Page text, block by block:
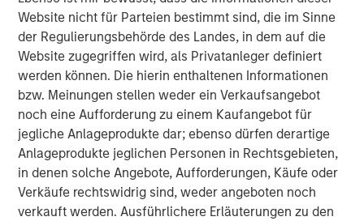
Website nicht für Parteien bestimmt sind, die im Sinne
der Regulierungsbehörde des Landes, in dem auf die
Website zugegriffen wird, als Privatanleger definiert
werden können. Die hierin enthaltenen Informationen
bzw. Meinungen stellen weder ein Verkaufsangebot
noch eine Aufforderung zu einem Kaufangebot für
jegliche Anlageprodukte dar; ebenso dürfen derartige
Anlageprodukte jeglichen Personen in Rechtsgebieten,
in denen solche Angebote, Aufforderungen, Käufe oder
Verkäufe rechtswidrig sind, weder angeboten noch
verkauft werden. Ausführlichere Erläuterungen zu den
workloads. The investment from MSIP will
help fuel Flexential’s ongoing growth strategy,
enhancing its market presence and enabling
continued investment in its national
FlexAnywhere® platform.
“We are excited to partner with Flexential at
this critical moment in the company’s
evolution,” said Christopher Ortega, Head of